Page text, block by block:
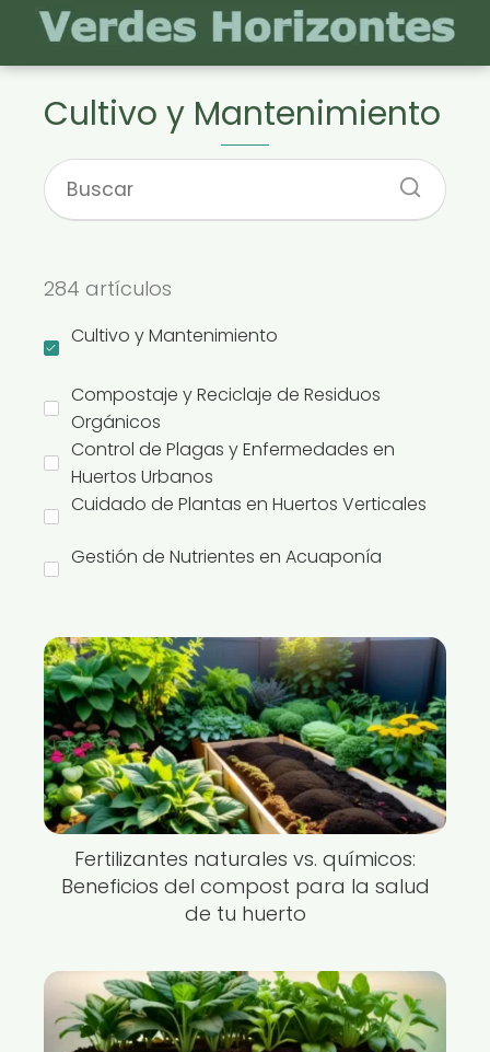
Cultivo y Mantenimiento
284 artículos
Cultivo y Mantenimiento
Compostaje y Reciclaje de Residuos
Orgánicos
Control de Plagas y Enfermedades en
Huertos Urbanos
Cuidado de Plantas en Huertos Verticales
Gestión de Nutrientes en Acuaponía
Fertilizantes naturales vs. químicos:
Beneficios del compost para la salud
de tu huerto